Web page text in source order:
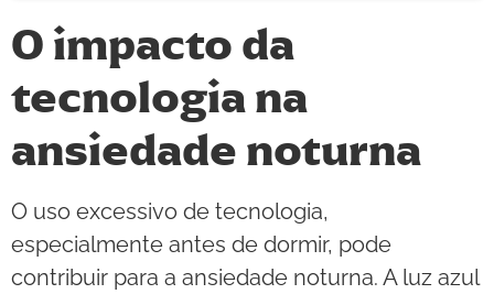
O impacto da
tecnologia na
ansiedade noturna
O uso excessivo de tecnologia,
especialmente antes de dormir, pode
contribuir para a ansiedade noturna. A luz azul